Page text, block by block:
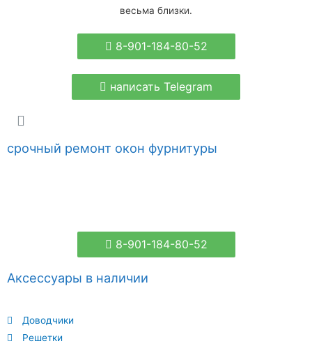
весьма близки.
8-901-184-80-52
написать Telegram
Аксессуары в наличии
Доводчики
Решетки
срочный ремонт окон фурнитуры
8-901-184-80-52